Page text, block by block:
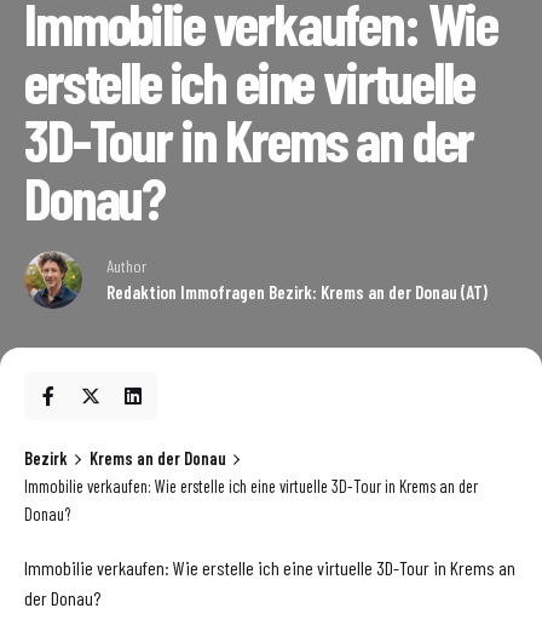
Immobilie verkaufen: Wie
erstelle ich eine virtuelle
3D-Tour in Krems an der
Donau?
Author
Redaktion Immofragen Bezirk: Krems an der Donau (AT)
Bezirk
Krems an der Donau
Immobilie verkaufen: Wie erstelle ich eine virtuelle 3D-Tour in Krems an der
Donau?
Immobilie verkaufen: Wie erstelle ich eine virtuelle 3D-Tour in Krems an
der Donau?